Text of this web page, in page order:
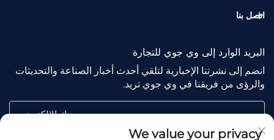
اتصل بنا
البريد الوارد إلى وي جوي للتجارة
انضم إلى نشرتنا الإخبارية لتلقي أحدث أخبار الصناعة والتحديثات
والرؤى من فريقنا في وي جوي تريد.
بريدك الإلكتروني
We value your privacy